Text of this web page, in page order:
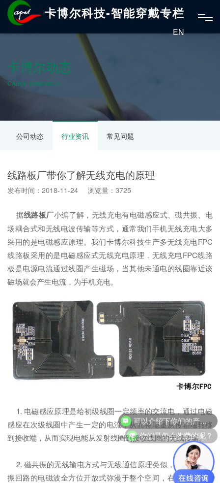
卡博尔科技-智能穿戴专栏
EN
卡博尔动态
CABOL DYNAMICS
公司动态 行业资讯 常见问题
线路板厂带你了解无线充电的原理
发布时间：2018-11-24 浏览量：3725
据线路板厂小编了解，无线充电有电磁感应式、磁共振、电
场耦合式和无线电波传输等方式，通常我们手机无线充电大多
采用的是电磁感应原理。我们卡博尔科技生产多无线充电FPC
线路板采用的是电磁感应式无线充电原理，无线充电FPC线路
板是电源电流通过线圈产生磁场，当其他未通电的线圈靠近该
磁场就会产生电流，为手机充电。
1. 电磁感应原理是给初级线圈一定频率的交流电，通过电磁
感应在次级线圈中产生一定的电流，从而将能量从传输端转移
到接收端，从而实现电能从发射线圈到接收线圈的无线传输。
2. 磁共振的无线输电方式与无线通信原理类似，其发送端谐
振回路的电磁波全方位开放式弥漫于整个空间，在接收端回路
可以介绍下你们的产品么？
你们是怎么收费的呢？